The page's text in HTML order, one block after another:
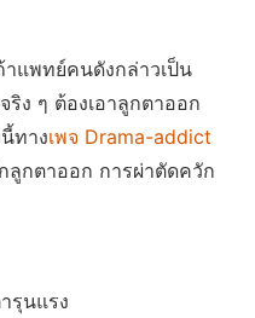
แพทย์คนดังกล่าวเป็น
ริง ๆ ต้องเอาลูกตาออก
ทางเพจ Drama-addict
ลูกตาออก การผ่าตัดควัก
รุนแรง